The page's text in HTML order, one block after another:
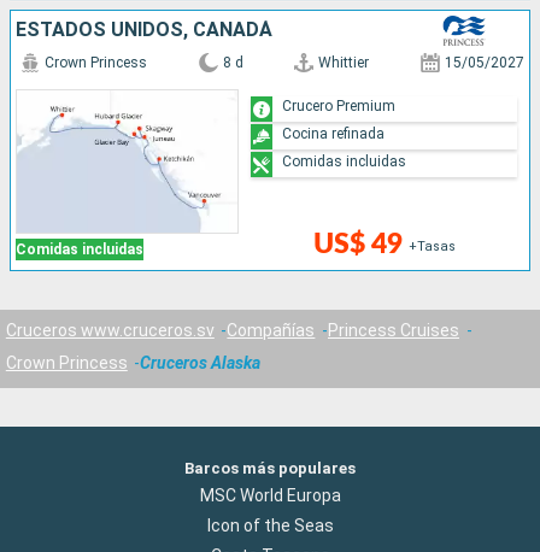
ESTADOS UNIDOS, CANADÁ
Comidas incluidas
Crown Princess 8 d Whittier 15/05/2027
US$ 49 +Tasas
Crucero Premium
Cocina refinada
Comidas incluidas
Cruceros www.cruceros.sv Compañías
Princess Cruises
Crown Princess
Cruceros Alaska
Barcos más populares
MSC World Europa
Icon of the Seas